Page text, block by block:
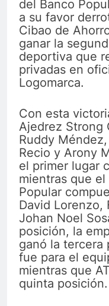
del Banco
a su favor
Cibao de
ganar la
deportiva que
privadas en
Logomarca.
Con esta
Ajedrez Strong
Ruddy
Recio y Arony
el primer lugar
mientras que
Popular
David Lorenzo,
Johan Noel
posición, la
ganó la tercera
fue para el
mientras que
quinta posición.